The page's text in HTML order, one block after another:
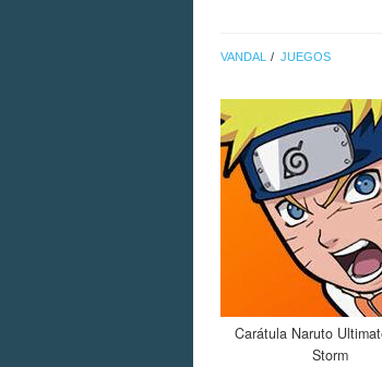
VANDAL JUEGOS
Carátula Naruto
Storm